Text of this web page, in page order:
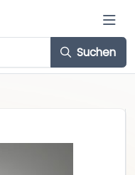
Suchen